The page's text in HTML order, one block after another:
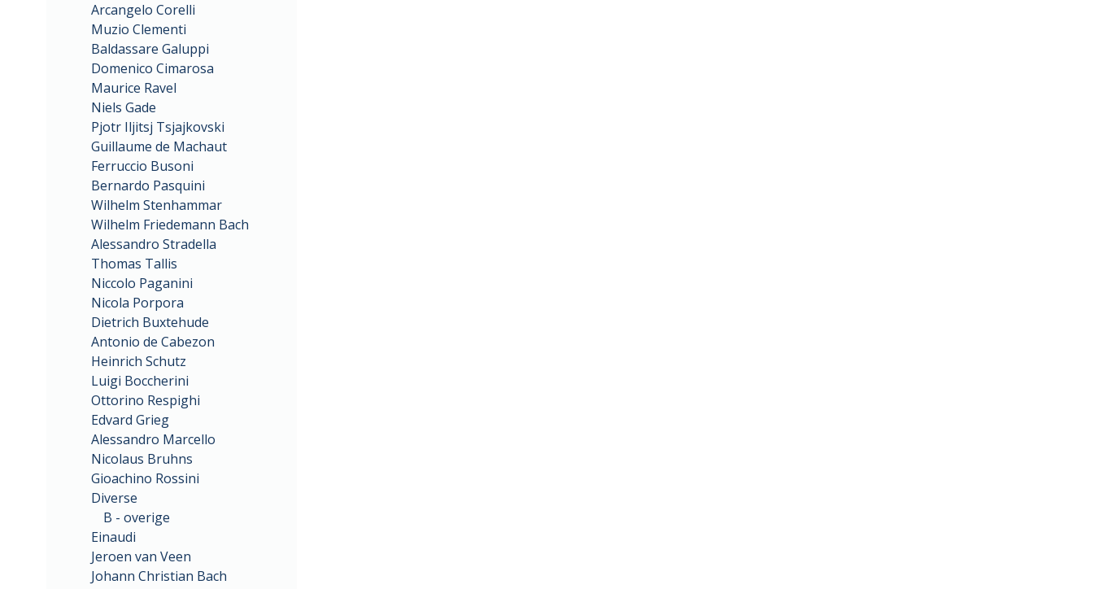
Arcangelo Corelli
Muzio Clementi
Baldassare Galuppi
Domenico Cimarosa
Maurice Ravel
Niels Gade
Pjotr Iljitsj Tsjajkovski
Guillaume de Machaut
Ferruccio Busoni
Bernardo Pasquini
Wilhelm Stenhammar
Wilhelm Friedemann Bach
Alessandro Stradella
Thomas Tallis
Niccolo Paganini
Nicola Porpora
Dietrich Buxtehude
Antonio de Cabezon
Heinrich Schutz
Luigi Boccherini
Ottorino Respighi
Edvard Grieg
Alessandro Marcello
Nicolaus Bruhns
Gioachino Rossini
Diverse
B - overige
Einaudi
Jeroen van Veen
Johann Christian Bach